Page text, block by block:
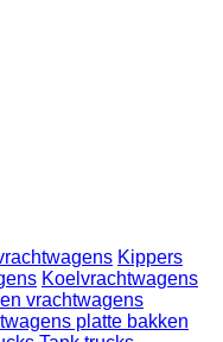
Kippers
Koelvrachtwagens
vrachtwagens
platte bakken